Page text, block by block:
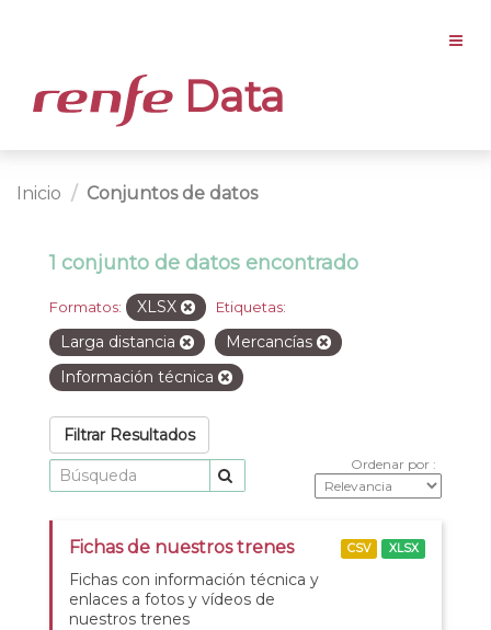
Data
Inicio Conjuntos de datos
1 conjunto de datos encontrado
Formatos: XLSX Etiquetas:
Larga distancia
Mercancías
Información técnica
Filtrar Resultados
Ordenar por
Fichas de nuestros trenes
Fichas con información técnica y
enlaces a fotos y vídeos de
nuestros trenes
CSV XLSX